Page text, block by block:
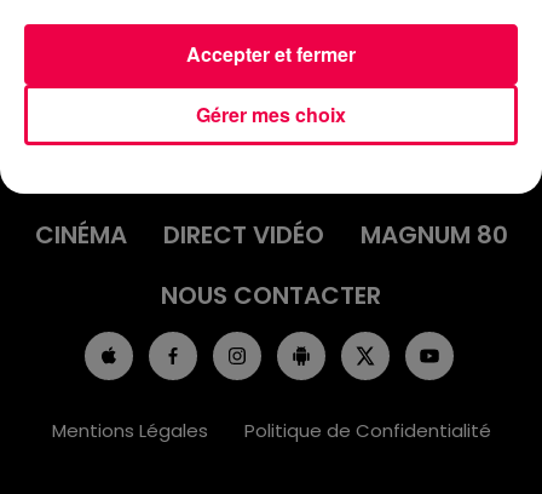
INFOS
EMISSIONS
CINÉMA
DIRECT VIDÉO
MAGNUM 80
NOUS CONTACTER
Mentions Légales Politique de Confidentialité
Gérer mes choix
Accepter et fermer